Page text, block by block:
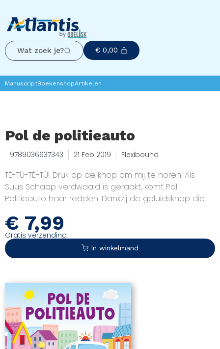
Wat zoek je? € 0,00
ManuscriptBoekenshopArtikelen
Pol de politieauto
9789036637343 21 Feb 2019 Flexibound
TÉ-TÚ-TÉ-TÚ! Druk op de knop om mij te horen. Als
Suus Schaap verdwaald is geraakt, komt Pol
Politieauto haar redden. Dankzij de geluidsknop die
nu een echte belevenis.
€ 7,99
Gratis verzending
In winkelmand